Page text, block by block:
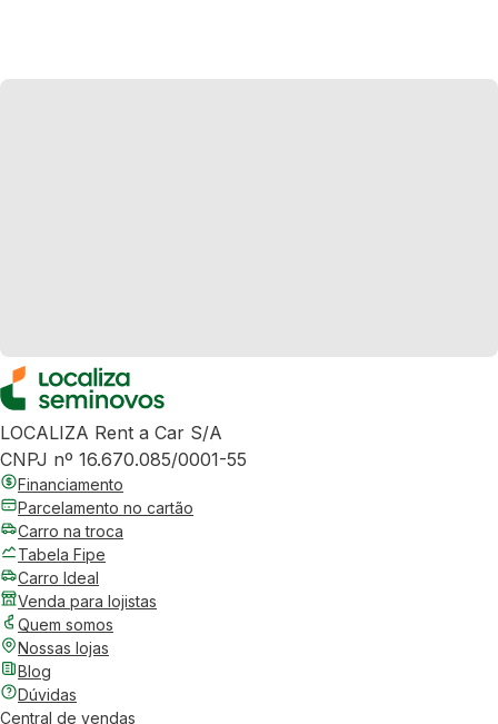
LOCALIZA Rent a Car S/A
CNPJ nº 16.670.085/0001-55
Financiamento
Parcelamento no cartão
Carro na troca
Tabela Fipe
Carro Ideal
Venda para lojistas
Quem somos
Nossas lojas
Blog
Dúvidas
Central de vendas